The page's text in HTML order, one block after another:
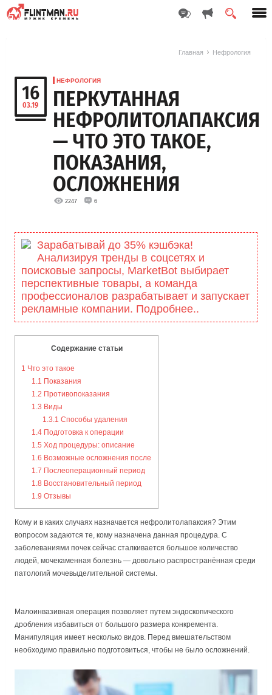
Главная Нефрология
16
03.19
НЕФРОЛОГИЯ
ПЕРКУТАННАЯ
НЕФРОЛИТОЛАПАКСИЯ
— ЧТО ЭТО ТАКОЕ,
ПОКАЗАНИЯ,
ОСЛОЖНЕНИЯ
2247 6
Зарабатывай до 35% кэшбэка!
Анализируя тренды в соцсетях и
поисковые запросы, MarketBоt выбирает
перспективные товары, а команда
профессионалов разрабатывает и запускает
рекламные компании. Подробнее..
Содержание статьи
1 Что это такое
1.1 Показания
1.2 Противопоказания
1.3 Виды
1.3.1 Способы удаления
1.4 Подготовка к операции
1.5 Ход процедуры: описание
1.6 Возможные осложнения после
1.7 Послеоперационный период
1.8 Восстановительный период
1.9 Отзывы
Кому и в каких случаях назначается нефролитолапаксия? Этим
вопросом задаются те, кому назначена данная процедура. С
заболеваниями почек сейчас сталкивается большое количество
людей, мочекаменная болезнь — довольно распространённая среди
патологий мочевыделительной системы.
Малоинвазивная операция позволяет путем эндоскопического
дробления избавиться от большого размера конкремента.
Манипуляция имеет несколько видов. Перед вмешательством
необходимо правильно подготовиться, чтобы не было осложнений.